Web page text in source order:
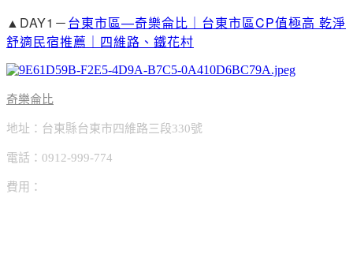
▲DAY1－台東市區—奇樂侖比｜台東市區CP值極高 乾淨
舒適民宿推薦｜四維路、鐵花村
奇樂侖比
地址：台東縣台東市四維路三段330號
電話：0912-999-774
費用：